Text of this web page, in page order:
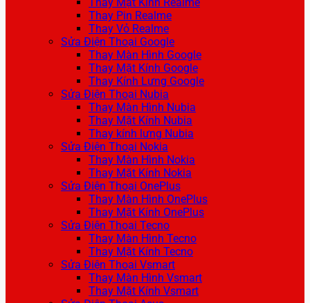
Thay Pin Realme
Thay Vỏ Realme
Sửa Điện Thoại Google
Thay Màn Hình Google
Thay Mặt Kính Google
Thay Kính Lưng Google
Sửa Điện Thoại Nubia
Thay Màn Hình Nubia
Thay Mặt Kính Nubia
Thay kính lưng Nubia
Sửa Điện Thoại Nokia
Thay Màn Hình Nokia
Thay Mặt Kính Nokia
Sửa Điện Thoại OnePlus
Thay Màn Hình OnePlus
Thay Mặt Kính OnePlus
Sửa Điện Thoại Tecno
Thay Màn Hình Tecno
Thay Mặt Kính Tecno
Sửa Điện Thoại Vsmart
Thay Màn Hình Vsmart
Thay Mặt Kính Vsmart